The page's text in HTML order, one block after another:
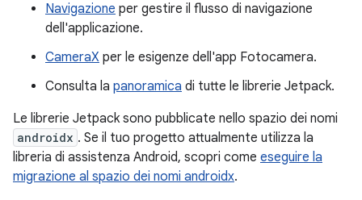
Navigazione per gestire il flusso di navigazione
dell'applicazione.
CameraX per le esigenze dell'app Fotocamera.
Consulta la panoramica di tutte le librerie Jetpack.
Le librerie Jetpack sono pubblicate nello spazio dei nomi
androidx . Se il tuo progetto attualmente utilizza la
libreria di assistenza Android, scopri come eseguire la
migrazione al spazio dei nomi androidx.